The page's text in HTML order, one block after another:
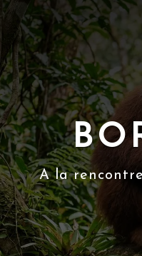
A la